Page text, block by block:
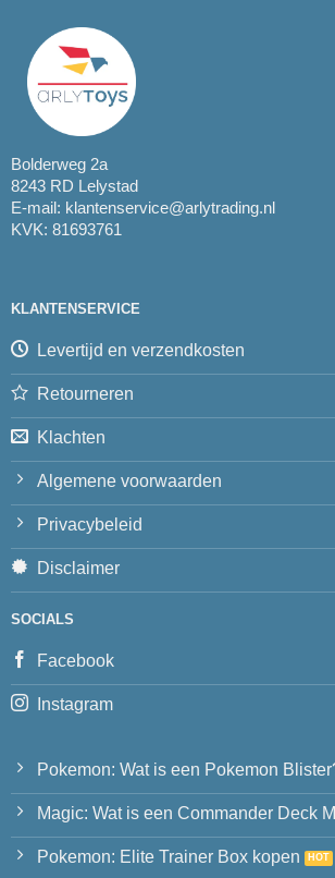
Bolderweg 2a
8243 RD Lelystad
E-mail: klantenservice@arlytrading.nl
KVK: 81693761
KLANTENSERVICE
Levertijd en verzendkosten
Retourneren
Klachten
Algemene voorwaarden
Privacybeleid
Disclaimer
SOCIALS
Facebook
Instagram
Pokemon: Wat is een Pokemon
Magic: Wat is een Commander Deck
Pokemon: Elite Trainer Box kopen